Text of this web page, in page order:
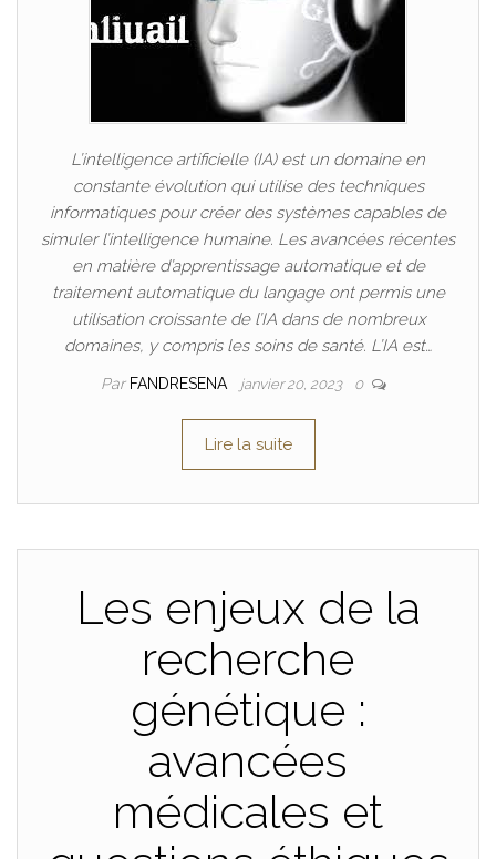
L’intelligence artificielle (IA) est un domaine en
constante évolution qui utilise des techniques
informatiques pour créer des systèmes capables de
simuler l’intelligence humaine. Les avancées récentes
en matière d’apprentissage automatique et de
traitement automatique du langage ont permis une
utilisation croissante de l’IA dans de nombreux
domaines, y compris les soins de santé. L’IA est…
Par FANDRESENA janvier 20, 2023 0
Lire la suite
Les enjeux de la
recherche
génétique :
avancées
médicales et